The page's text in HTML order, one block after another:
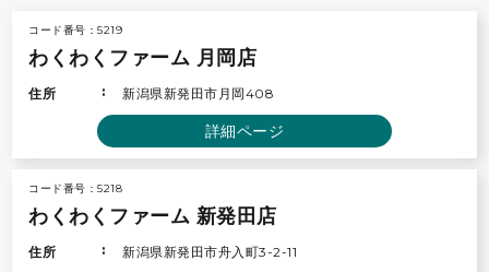
コード番号：5219
わくわくファーム 月岡店
住所 新潟県新発田市月岡408
詳細ページ
コード番号：5218
わくわくファーム 新発田店
住所 新潟県新発田市舟入町3-2-11